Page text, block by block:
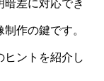
暗差に対応でき
作の鍵です。
ヒントを紹介し